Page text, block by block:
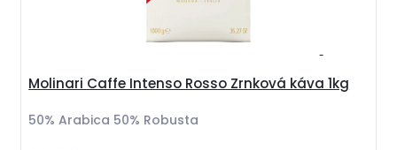
Molinari Caffe Intenso Rosso Zrnková káva 1kg
50% Arabica 50% Robusta